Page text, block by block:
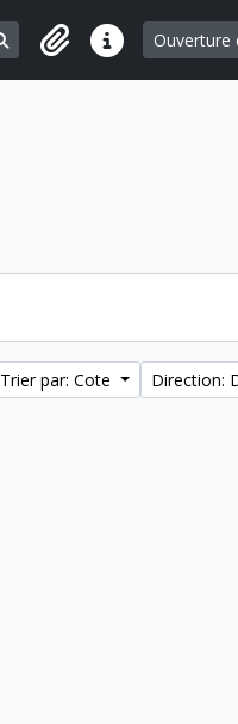
Search in browse page
Liens rapides
Ouverture
Trier par: Cote Direction: